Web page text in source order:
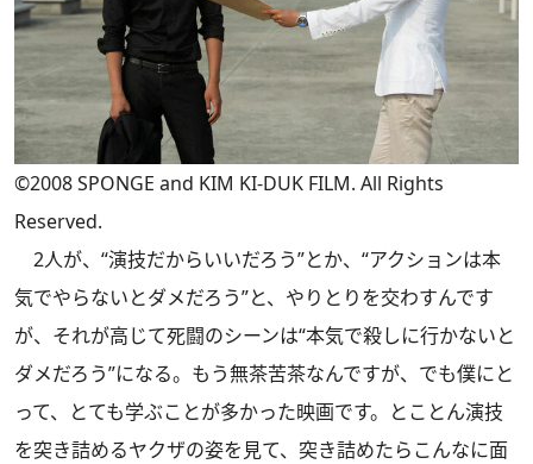
©2008 SPONGE and KIM KI-DUK FILM. All Rights
Reserved.
2人が、“演技だからいいだろう”とか、“アクションは本
気でやらないとダメだろう”と、やりとりを交わすんです
が、それが高じて死闘のシーンは“本気で殺しに行かないと
ダメだろう”になる。もう無茶苦茶なんですが、でも僕にと
って、とても学ぶことが多かった映画です。とことん演技
を突き詰めるヤクザの姿を見て、突き詰めたらこんなに面